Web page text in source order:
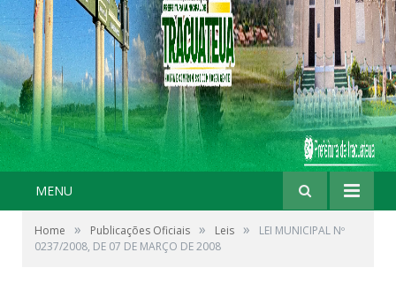
MENU
Home » Publicações Oficiais » Leis »
LEI MUNICIPAL Nº
0237/2008, DE 07 DE MARÇO DE 2008